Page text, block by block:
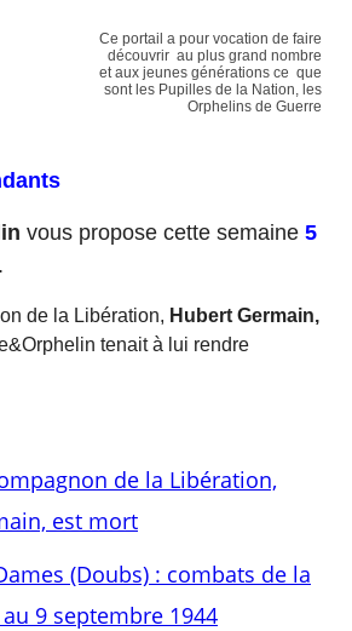
Ce portail a pour vocation de faire
découvrir au plus grand nombre
et aux jeunes générations ce que
sont les Pupilles de la Nation, les
Orphelins de Guerre
vous propose cette semaine 5
de la Libération, Hubert Germain,
tenait à lui rendre
de la Libération,
est mort
(Doubs) : combats de la
9 septembre 1944